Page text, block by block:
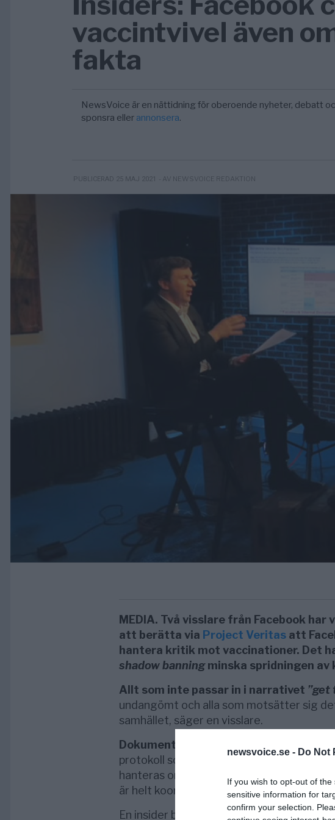
newsvoice.se - Do Not
If you wish to opt-out of
sensitive information for
confirm your selection.
vaccintvivel även
fakta
NewsVoice är en nättidning för oberoende nyheter, debatt
sponsra eller annonsera.
PUBLICERAD 25 MAJ 2021 - AV NEWSVOICE REDAKTION
MEDIA. Två visslare från Facebook
att berätta via Project Veritasatt
hantera kritik mot vaccinationer. Det
shadow banningminska spridningen
Allt som inte passar in i narrativet ”get
undangömt och alla som motsätter sig
samhället, säger en visslare.
Dokument
protokoll som styr hur kommentarer och
hanteras om dessa är kritiska till vacciner
är helt koordinerat med policyn hos
En insider berättar att Facebook